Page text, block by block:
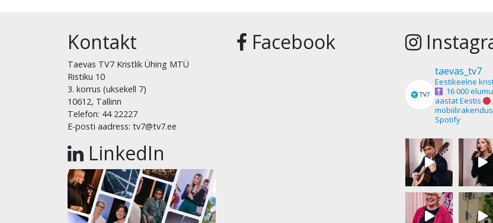
Kontakt
Taevas TV7 Kristlik Ühing MTÜ
Ristiku 10
3. korrus (uksekell 7)
10612, Tallinn
Telefon: 44 22227
E-posti aadress: tv7@tv7.ee
LinkedIn
Facebook
taevas_tv7
Eestikeelne
16 000
aastat Eestis
Spotify